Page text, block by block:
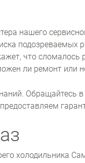
нашего
что сломалось
ли ремонт или
Обращайтесь в
холодильника